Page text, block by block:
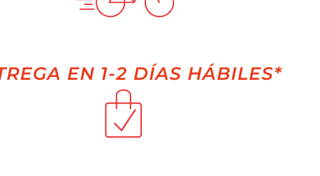
EN 1-2 DÍAS HÁBILES*